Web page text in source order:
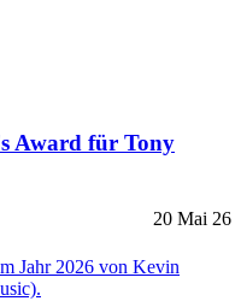
Award für Tony
20 Mai 26